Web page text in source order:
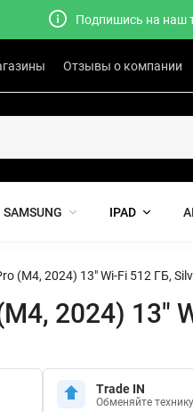
Подпишись на наш
Отзывы о компании
SAMSUNG IPAD
(M4, 2024) 13" Wi-Fi 512 ГБ,
2024) 13"
Trade IN
Обменяйте технику